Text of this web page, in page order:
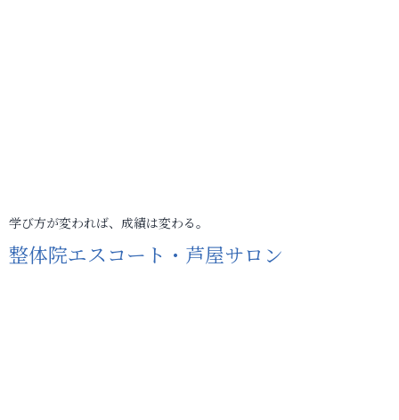
学び方が変われば、成績は変わる。
整体院エスコート・芦屋サロン